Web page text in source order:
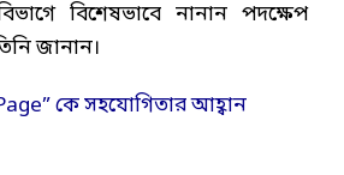
বিশেষভাবে নানান পদক্ষেপ
জানান।